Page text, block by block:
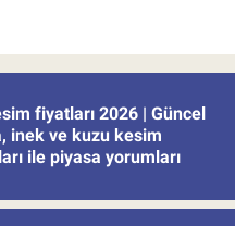
fiyatları 2026 | Güncel
inek ve kuzu kesim
ile piyasa yorumları